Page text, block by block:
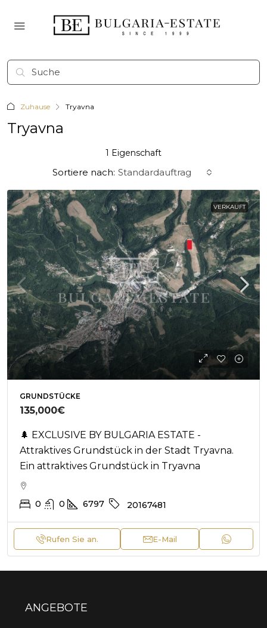
Zuhause Tryavna
Tryavna
1 Eigenschaft
Sortiere nach: Standardauftrag
VERKAUFT
GRUNDSTÜCKE
135,000€
🌲 EXCLUSIVE BY BULGARIA ESTATE -
Attraktives Grundstück in der Stadt Tryavna.
Ein attraktives Grundstück in Tryavna
0 0 6797 20167481
Rufen Sie an. E-Mail
ANGEBOTE